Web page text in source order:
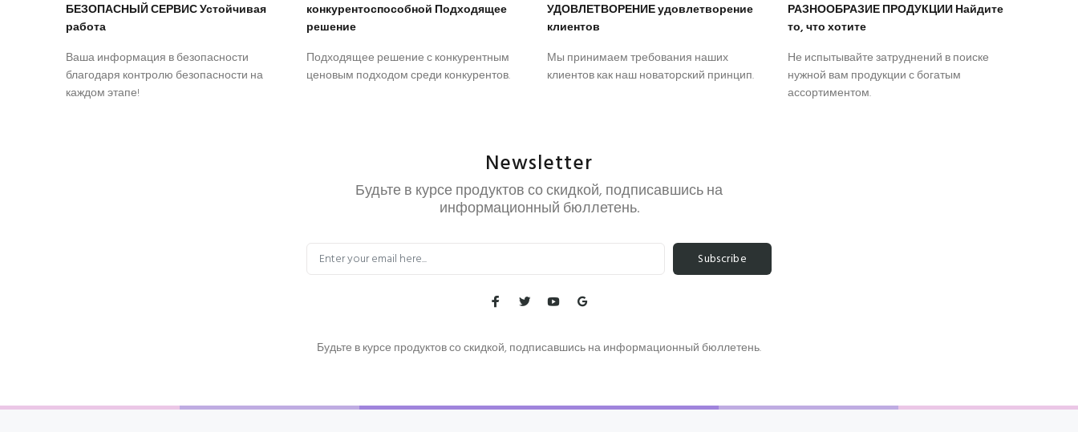
БЕЗОПАСНЫЙ СЕРВИС Устойчивая
работа
Ваша информация в безопасности
благодаря контролю безопасности на
каждом этапе!
конкурентоспособной Подходящее
решение
Подходящее решение с конкурентным
ценовым подходом среди конкурентов.
УДОВЛЕТВОРЕНИЕ удовлетворение
клиентов
Мы принимаем требования наших
клиентов как наш новаторский принцип.
РАЗНООБРАЗИЕ ПРОДУКЦИИ Найдите
то, что хотите
Не испытывайте затруднений в поиске
нужной вам продукции с богатым
ассортиментом.
Newsletter
Будьте в курсе продуктов со скидкой, подписавшись на
информационный бюллетень.
Subscribe
Будьте в курсе продуктов со скидкой, подписавшись на информационный бюллетень.